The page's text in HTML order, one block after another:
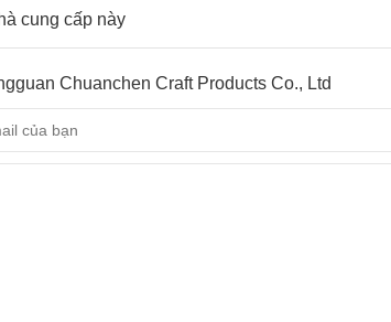
cung cấp này
Chuanchen Craft Products Co., Ltd